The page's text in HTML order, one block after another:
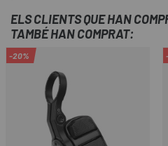
ELS CLIENTS QUE HAN
TAMBÉ HAN COMPRAT:
-20%